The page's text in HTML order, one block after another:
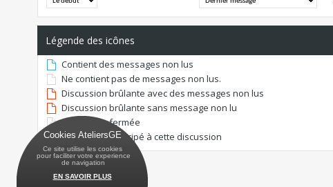
Légende des icônes
Contient des messages non lus
Ne contient pas de messages non lus.
Discussion brûlante avec des messages non lus
Discussion brûlante sans message non lu
Discussion fermée
Vous avez participé à cette discussion
Cookies AteliersGE
Ce site utilise les cookies
pour faciliter votre experience
de navigation
EN SAVOIR PLUS